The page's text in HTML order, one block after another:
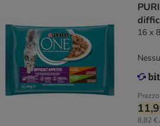
16 x
8,82 €